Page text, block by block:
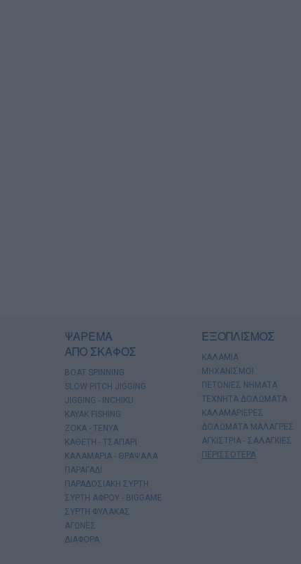
ΨΑΡΕΜΑ
ΑΠΟ ΣΚΑΦΟΣ
BOAT SPINNING
SLOW PITCH JIGGING
JIGGING - INCHIKU
KAYAK FISHING
ΖΟΚΑ - ΤΕΝΥΑ
ΚΑΘΕΤΗ - ΤΣΑΠΑΡΙ
ΚΑΛΑΜΑΡΙΑ - ΘΡΑΨΑΛΑ
ΠΑΡΑΓΑΔΙ
ΠΑΡΑΔΟΣΙΑΚΗ ΣΥΡΤΗ
ΣΥΡΤΗ ΑΦΡΟΥ - BIGGAME
ΣΥΡΤΗ ΦΥΛΑΚΑΣ
ΑΓΩΝΕΣ
ΔΙΑΦΟΡΑ
ΕΞΟΠΛΙΣΜΟΣ
ΚΑΛΑΜΙΑ
ΜΗΧΑΝΙΣΜΟΙ
ΠΕΤΟΝΙΕΣ ΝΗΜΑΤΑ
ΤΕΧΝΗΤΑ ΔΟΛΩΜΑΤΑ
ΚΑΛΑΜΑΡΙΕΡΕΣ
ΔΟΛΩΜΑΤΑ ΜΑΛΑΓΡΕΣ
ΑΓΚΙΣΤΡΙΑ - ΣΑΛΑΓΚΙΕΣ
ΠΕΡΙΣΣΟΤΕΡΑ